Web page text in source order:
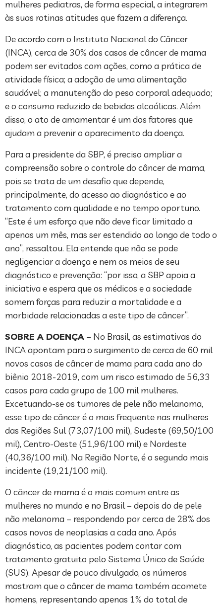
mulheres pediatras, de forma especial, a integrarem
às suas rotinas atitudes que fazem a diferença.
De acordo com o Instituto Nacional do Câncer
(INCA), cerca de 30% dos casos de câncer de mama
podem ser evitados com ações, como a prática de
atividade física; a adoção de uma alimentação
saudável; a manutenção do peso corporal adequado;
e o consumo reduzido de bebidas alcoólicas. Além
disso, o ato de amamentar é um dos fatores que
ajudam a prevenir o aparecimento da doença.
Para a presidente da SBP, é preciso ampliar a
compreensão sobre o controle do câncer de mama,
pois se trata de um desafio que depende,
principalmente, do acesso ao diagnóstico e ao
tratamento com qualidade e no tempo oportuno.
“Este é um esforço que não deve ficar limitado a
apenas um mês, mas ser estendido ao longo de todo o
ano”, ressaltou. Ela entende que não se pode
negligenciar a doença e nem os meios de seu
diagnóstico e prevenção: “por isso, a SBP apoia a
iniciativa e espera que os médicos e a sociedade
somem forças para reduzir a mortalidade e a
morbidade relacionadas a este tipo de câncer”.
SOBRE A DOENÇA – No Brasil, as estimativas do
INCA apontam para o surgimento de cerca de 60 mil
novos casos de câncer de mama para cada ano do
biênio 2018-2019, com um risco estimado de 56,33
casos para cada grupo de 100 mil mulheres.
Excetuando-se os tumores de pele não melanoma,
esse tipo de câncer é o mais frequente nas mulheres
das Regiões Sul (73,07/100 mil), Sudeste (69,50/100
mil), Centro-Oeste (51,96/100 mil) e Nordeste
(40,36/100 mil). Na Região Norte, é o segundo mais
incidente (19,21/100 mil).
O câncer de mama é o mais comum entre as
mulheres no mundo e no Brasil – depois do de pele
não melanoma – respondendo por cerca de 28% dos
casos novos de neoplasias a cada ano. Após
diagnóstico, as pacientes podem contar com
tratamento gratuito pelo Sistema Único de Saúde
(SUS). Apesar de pouco divulgado, os números
mostram que o câncer de mama também acomete
homens, representando apenas 1% do total de